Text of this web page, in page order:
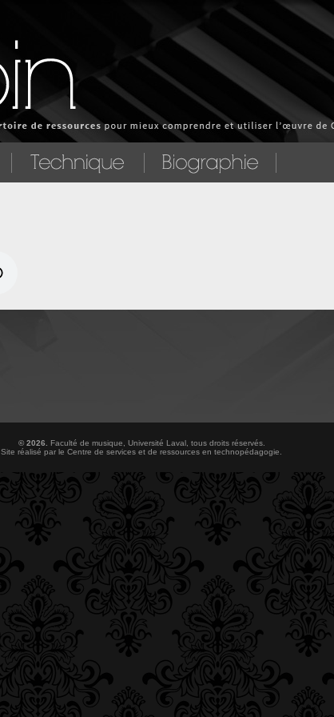
© 2026. Faculté de musique Université Laval, tous droits réservés.
Site réalisé par le Centre de services et de ressources en technopédagogie